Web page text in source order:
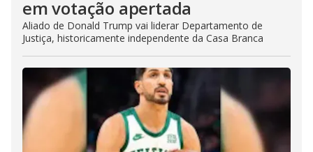
em votação apertada
Aliado de Donald Trump vai liderar Departamento de
Justiça, historicamente independente da Casa Branca